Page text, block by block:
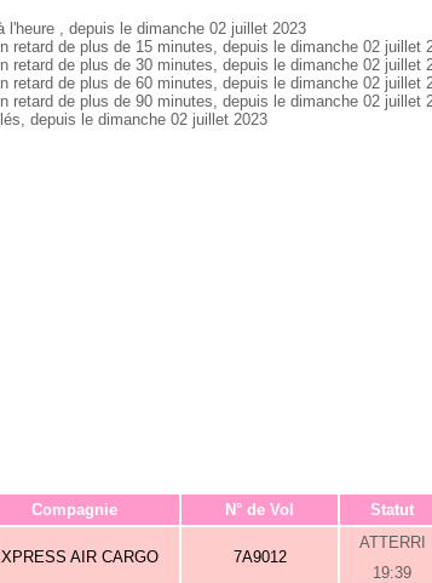
, depuis le dimanche 02 juillet 2023
de plus de 15 minutes, depuis le dimanche 02 juillet
de plus de 30 minutes, depuis le dimanche 02 juillet
de plus de 60 minutes, depuis le dimanche 02 juillet
de plus de 90 minutes, depuis le dimanche 02 juillet
depuis le dimanche 02 juillet 2023
Compagnie N° de Vol Statut
AIR CARGO 7A9012
ATTERRI
19:39